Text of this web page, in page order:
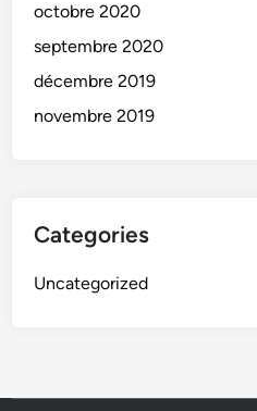
octobre 2020
septembre 2020
décembre 2019
novembre 2019
Categories
Uncategorized